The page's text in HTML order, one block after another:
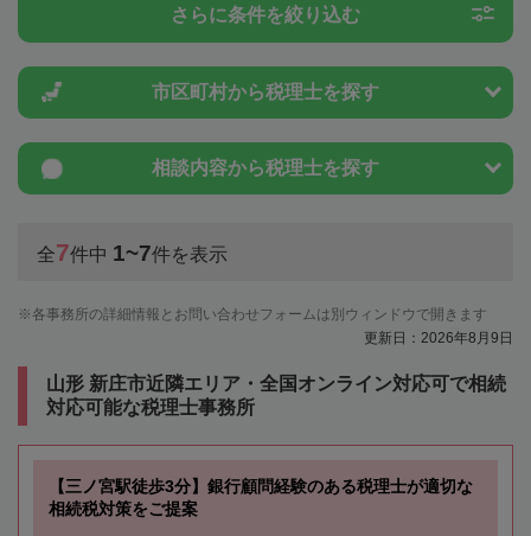
さらに条件を絞り込む
市区町村から税理士を探す
相談内容から税理士を探す
全7件中 1~7件を表示
各事務所の詳細情報とお問い合わせフォームは別ウィンドウで開きます
更新日：2026年8月9日
山形 新庄市近隣エリア・全国オンライン対応可で相続
対応可能な税理士事務所
【三ノ宮駅徒歩3分】銀行顧問経験のある税理士が適切な
相続税対策をご提案